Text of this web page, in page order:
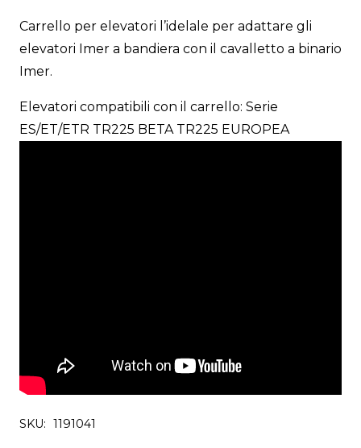
Carrello per elevatori l’idelale per adattare gli
elevatori Imer a bandiera con il cavalletto a binario
Imer.
Elevatori compatibili con il carrello: Serie
ES/ET/ETR TR225 BETA TR225 EUROPEA
SKU: 1191041